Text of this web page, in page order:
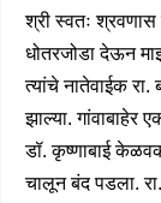
श्री स्वतः श्रवणास
धोतरजोडा देऊन
त्यांचे नातेवाईक
झाल्या. गांवाबाहेर
डॉ. कृष्णाबाई
चालून बंद पडला. रा.